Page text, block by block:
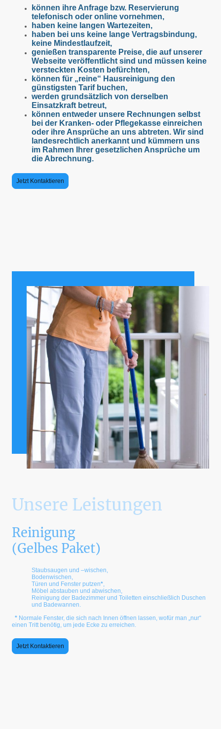
können ihre Anfrage bzw. Reservierung
telefonisch oder online vornehmen,
haben keine langen Wartezeiten,
haben bei uns keine lange Vertragsbindung,
keine Mindestlaufzeit,
genießen transparente Preise, die auf unserer
Webseite veröffentlicht sind und müssen keine
versteckten Kosten befürchten,
können für „reine“ Hausreinigung den
günstigsten Tarif buchen,
werden grundsätzlich von derselben
Einsatzkraft betreut,
können entweder unsere Rechnungen selbst
bei der Kranken- oder Pflegekasse einreichen
oder ihre Ansprüche an uns abtreten. Wir sind
landesrechtlich anerkannt und kümmern uns
im Rahmen Ihrer gesetzlichen Ansprüche um
die Abrechnung.
Jetzt Kontaktieren
Unsere Leistungen
Reinigung
(Gelbes Paket)
Staubsaugen und –wischen,
Bodenwischen,
Türen und Fenster putzen*,
Möbel abstauben und abwischen,
Reinigung der Badezimmer und Toiletten einschließlich Duschen
und Badewannen.
* Normale Fenster, die sich nach Innen öffnen lassen, wofür man „nur“
einen Tritt benötig, um jede Ecke zu erreichen.
Jetzt Kontaktieren